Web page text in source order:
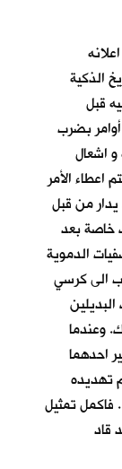
الذكية
قبل
بضرب
و اشعال
اعطاء الأمر
يدار من قبل
خاصة بعد
الدموية
الى كرسي
وعندما
احدهما
تهديده
تمثيل
قاد